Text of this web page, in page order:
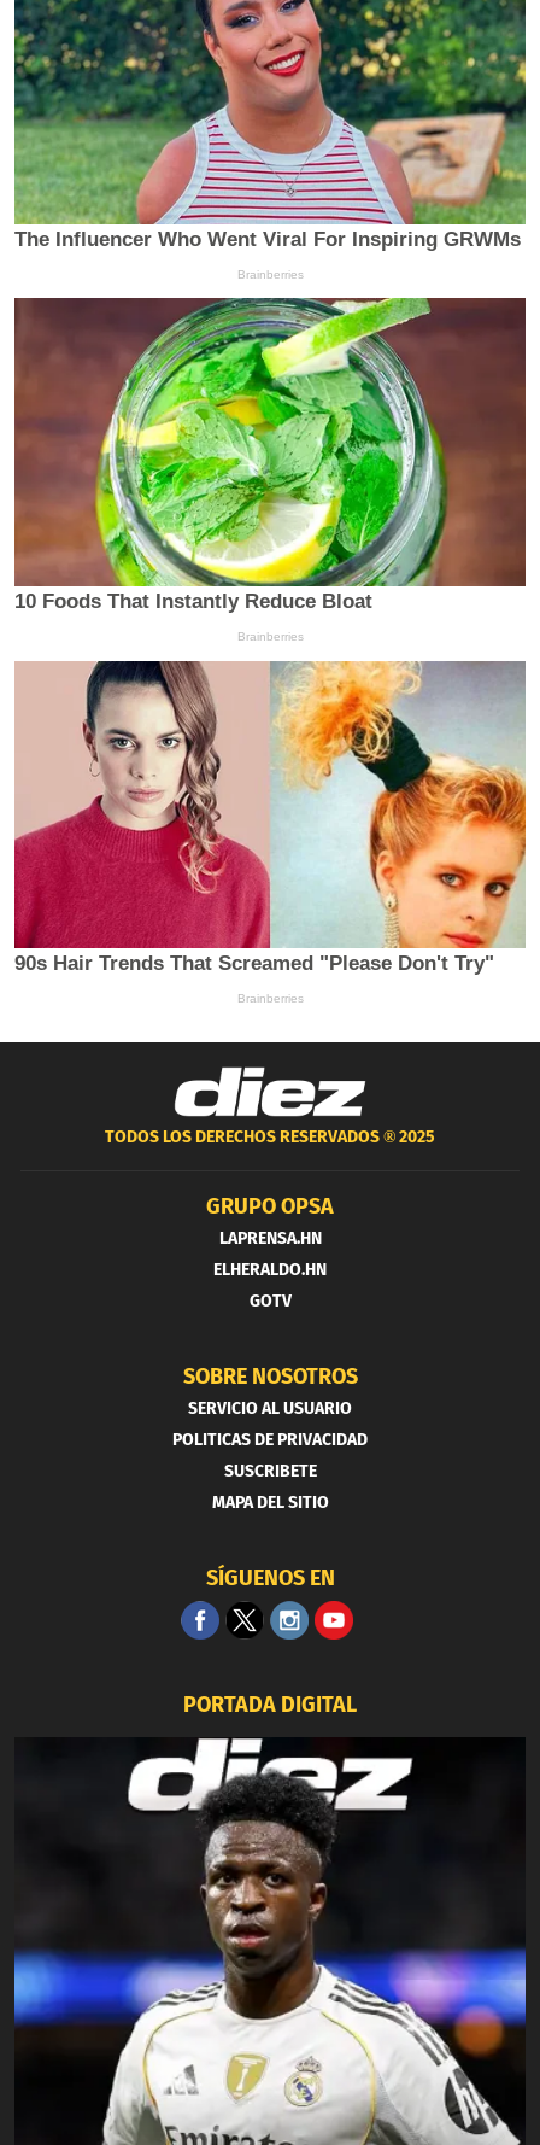
TODOS LOS DERECHOS RESERVADOS ®2025
GRUPO OPSA
LAPRENSA.HN
ELHERALDO.HN
GOTV
SOBRE NOSOTROS
SERVICIO AL USUARIO
POLITICAS DE PRIVACIDAD
SUSCRIBETE
MAPA DEL SITIO
SÍGUENOS EN
PORTADA DIGITAL